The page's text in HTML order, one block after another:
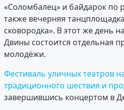
«Соломбалец» и байдарок по
также вечерняя
сковородка». В этот же день
Двины состоится отдельная
молодёжи.
Фестиваль уличных театров
традиционного шествия и
завершившись концертом в